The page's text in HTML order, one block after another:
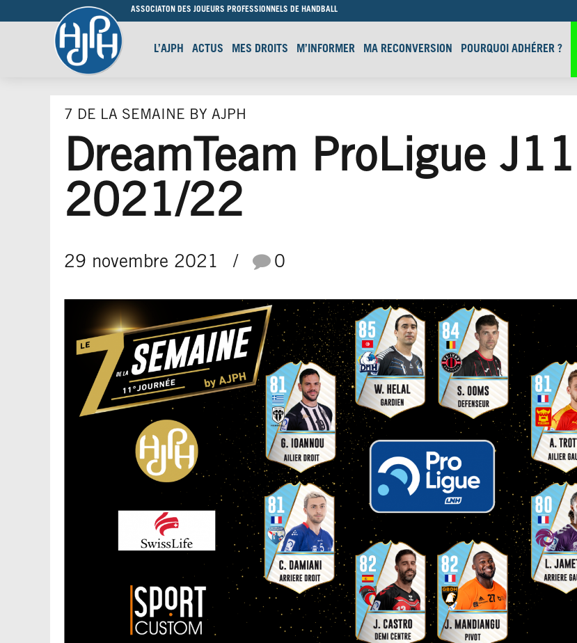
ASSOCIATON DES JOUEURS PROFESSIONNELS DE HANDBALL
L’AJPH ACTUS MES DROITS M’INFORMER MA RECONVERSION POURQUOI ADHÉRER ?
7 DE LA SEMAINE BY AJPH
DreamTeam ProLigue J11
2021/22
29 novembre 2021 0